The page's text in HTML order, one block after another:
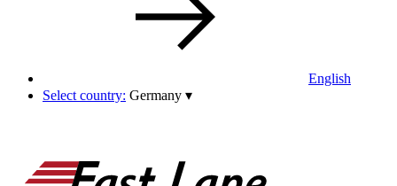
English
Select country: Germany ▾